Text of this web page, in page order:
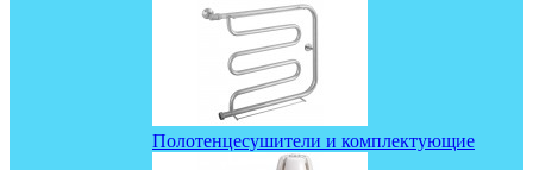
Полотенцесушители и комплектующие